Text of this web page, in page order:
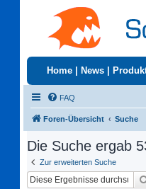
Home News
FAQ
Foren-Übersicht Suche
Die Suche ergab
Zur erweiterten Suche